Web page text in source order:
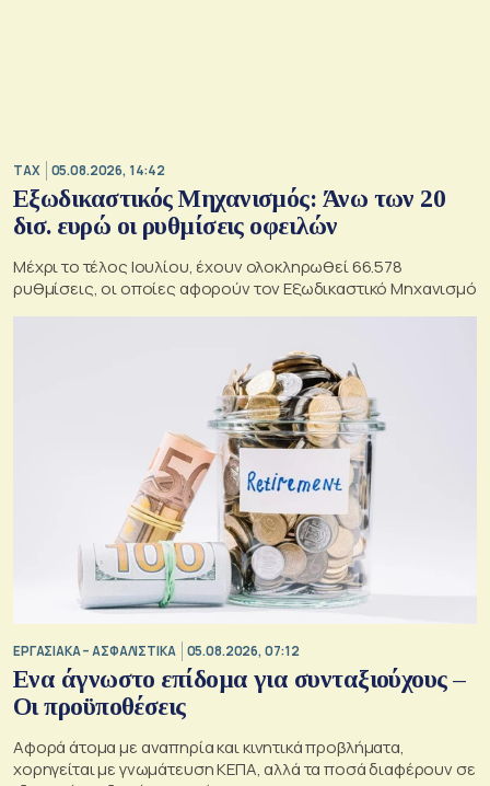
TAX 05.08.2026, 14:42
Εξωδικαστικός Μηχανισμός: Άνω των 20
δισ. ευρώ οι ρυθμίσεις οφειλών
Μέχρι το τέλος Ιουλίου, έχουν ολοκληρωθεί 66.578
ρυθμίσεις, οι οποίες αφορούν τον Εξωδικαστικό Μηχανισμό
ΕΡΓΑΣΙΑΚΑ – ΑΣΦΑΛΙΣΤΙΚΑ 05.08.2026, 07:12
Ενα άγνωστο επίδομα για συνταξιούχους –
Οι προϋποθέσεις
Αφορά άτομα με αναπηρία και κινητικά προβλήματα,
χορηγείται με γνωμάτευση ΚΕΠΑ, αλλά τα ποσά διαφέρουν σε